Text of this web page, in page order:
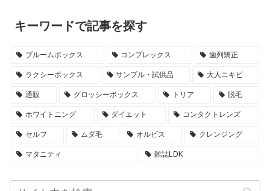
キーワードで記事を探す
ブルームボックス コンプレックス 歯列矯正
ラクシーボックス サンプル・試供品 大人ニキビ
通販 グロッシーボックス トリア 脱毛
ホワイトニング ダイエット コンタクトレンズ
セルフ ムダ毛 オルビス クレンジング
マタニティ 雑誌LDK